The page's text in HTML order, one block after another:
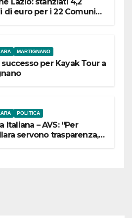
Lazio: stanziati 4,2
di euro per i 22 Comuni
MARTIGNANO
successo per Kayak Tour a
POLITICA
Italiana – AVS: “Per
servono trasparenza,